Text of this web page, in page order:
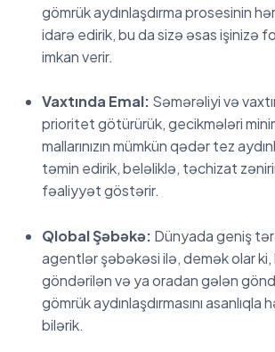
gömrük aydınlaşdırma prosesinin
idarə edirik, bu da sizə əsas işinizə
imkan verir.
Vaxtında Emal: Səmərəliyi və
prioritet götürürük, gecikmələri
mallarınızın mümkün qədər tez
təmin edirik, beləliklə, təchizat
fəaliyyət göstərir.
Qlobal Şəbəkə: Dünyada geniş
agentlər şəbəkəsi ilə, demək olar ki,
göndərilən və ya oradan gələn
gömrük aydınlaşdırmasını
bilərik.